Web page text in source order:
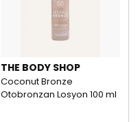
THE BODY SHOP
Coconut Bronze
Otobronzan Losyon 100 ml